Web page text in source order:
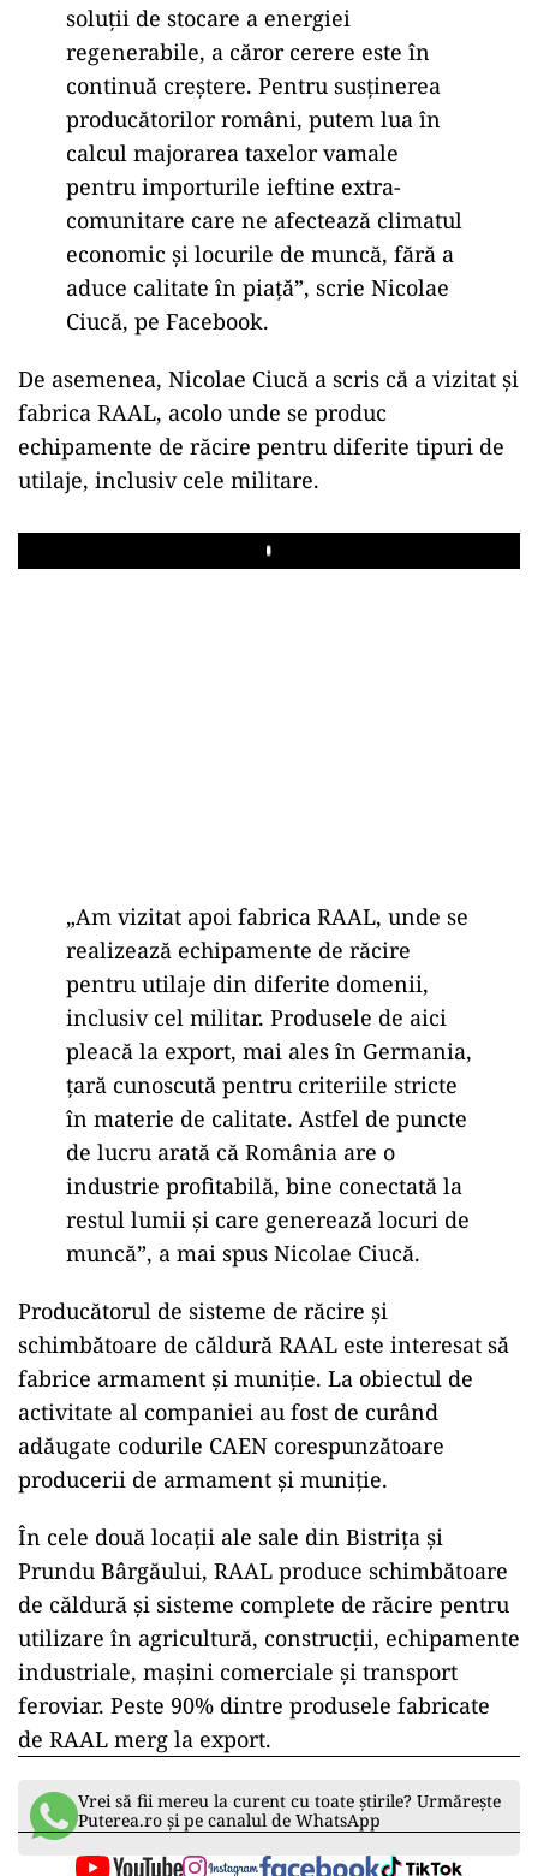
soluții de stocare a energiei
regenerabile, a căror cerere este în
continuă creștere. Pentru susținerea
producătorilor români, putem lua în
calcul majorarea taxelor vamale
pentru importurile ieftine extra-
comunitare care ne afectează climatul
economic și locurile de muncă, fără a
aduce calitate în piață”, scrie Nicolae
Ciucă, pe Facebook.
De asemenea, Nicolae Ciucă a scris că a vizitat și
fabrica RAAL, acolo unde se produc
echipamente de răcire pentru diferite tipuri de
utilaje, inclusiv cele militare.
Play
„Am vizitat apoi fabrica RAAL, unde se
realizează echipamente de răcire
pentru utilaje din diferite domenii,
inclusiv cel militar. Produsele de aici
pleacă la export, mai ales în Germania,
țară cunoscută pentru criteriile stricte
în materie de calitate. Astfel de puncte
de lucru arată că România are o
industrie profitabilă, bine conectată la
restul lumii și care generează locuri de
muncă”, a mai spus Nicolae Ciucă.
Producătorul de sisteme de răcire și
schimbătoare de căldură RAAL este interesat să
fabrice armament și muniție. La obiectul de
activitate al companiei au fost de curând
adăugate codurile CAEN corespunzătoare
producerii de armament și muniție.
În cele două locații ale sale din Bistrița și
Prundu Bârgăului, RAAL produce schimbătoare
de căldură și sisteme complete de răcire pentru
utilizare în agricultură, construcții, echipamente
industriale, mașini comerciale și transport
feroviar. Peste 90% dintre produsele fabricate
de RAAL merg la export.
Vrei să fii mereu la curent cu toate știrile? Urmărește
Puterea.ro și pe canalul de WhatsApp